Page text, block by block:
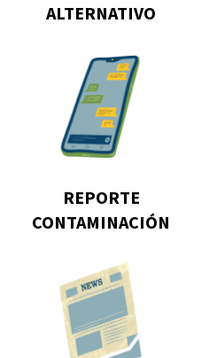
ALTERNATIVO
Go
to
Reporte
Contaminación
REPORTE
CONTAMINACIÓN
Go
to
Suscríbase
a